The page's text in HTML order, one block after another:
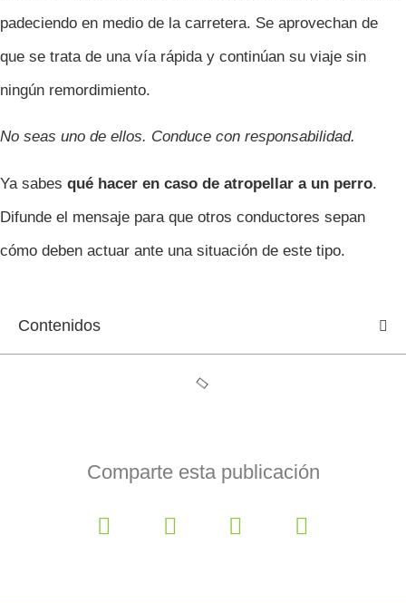
padeciendo en medio de la carretera. Se aprovechan de
que se trata de una vía rápida y continúan su viaje sin
ningún remordimiento.
No seas uno de ellos. Conduce con responsabilidad.
Ya sabes qué hacer en caso de atropellar a un perro.
Difunde el mensaje para que otros conductores sepan
cómo deben actuar ante una situación de este tipo.
Contenidos
Comparte esta publicación